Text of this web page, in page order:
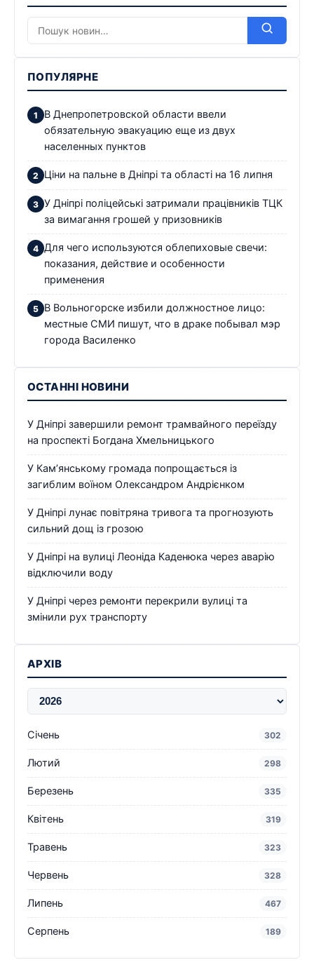
ПОПУЛЯРНЕ
В Днепропетровской области ввели
обязательную эвакуацию еще из двух
населенных пунктов
Ціни на пальне в Дніпрі та області на 16 липня
У Дніпрі поліцейські затримали працівників ТЦК
за вимагання грошей у призовників
Для чего используются облепиховые свечи:
показания, действие и особенности
применения
В Вольногорске избили должностное лицо:
местные СМИ пишут, что в драке побывал мэр
города Василенко
ОСТАННІ НОВИНИ
У Дніпрі завершили ремонт трамвайного переїзду
на проспекті Богдана Хмельницького
У Кам’янському громада попрощається із
загиблим воїном Олександром Андрієнком
У Дніпрі лунає повітряна тривога та прогнозують
сильний дощ із грозою
У Дніпрі на вулиці Леоніда Каденюка через аварію
відключили воду
У Дніпрі через ремонти перекрили вулиці та
змінили рух транспорту
АРХІВ
Січень 302
Лютий 298
Березень 335
Квітень 319
Травень 323
Червень 328
Липень 467
Серпень 189